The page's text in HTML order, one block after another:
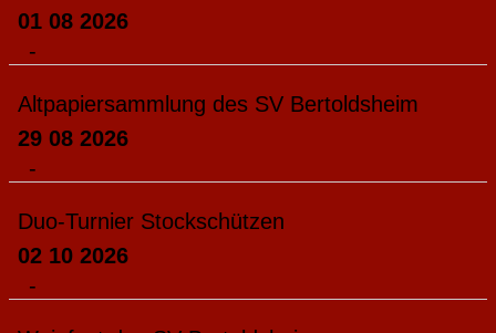
01 08 2026
-
Altpapiersammlung des SV Bertoldsheim
29 08 2026
-
Duo-Turnier Stockschützen
02 10 2026
-